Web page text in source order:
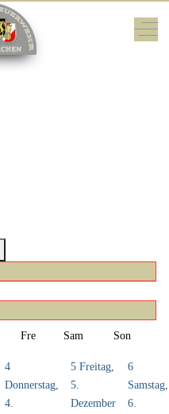
Off-
Fre Sam Son
4
Donnerstag,
4.
5 Freitag,
5.
Dezember
6
Samstag,
6.